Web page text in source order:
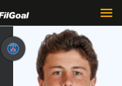
محتوى إخباري
الرئيسية